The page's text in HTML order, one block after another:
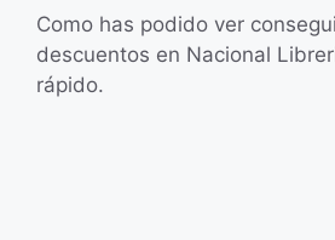
Como has podido ver
descuentos en Nacional
rápido.